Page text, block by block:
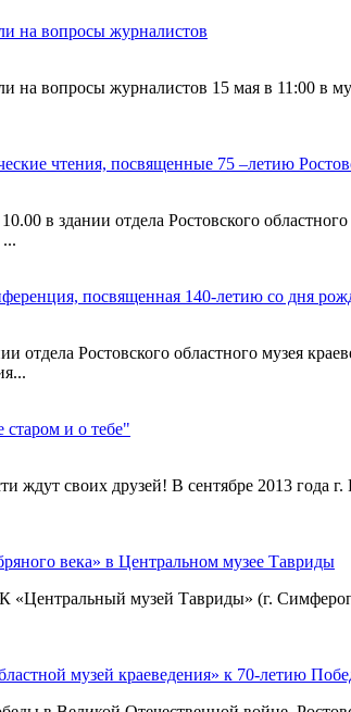
на вопросы журналистов
на вопросы журналистов 15 мая в 11:00 в
чтения, посвященные 75 –летию
в здании отдела Ростовского
посвященная 140-летию со дня
отдела Ростовского областного музея
и о тебе"
ждут своих друзей! В сентябре 2013 года
века» в Центральном музее Тавриды
«Центральный музей Тавриды» (г.
музей краеведения» к 70-летию